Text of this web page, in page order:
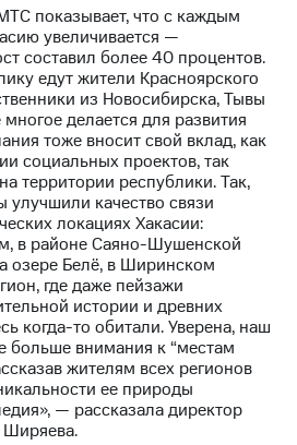
показывает, что с каждым
увеличивается —
составил более 40 процентов.
едут жители Красноярского
из Новосибирска, Тывы
делается для развития
тоже вносит свой вклад, как
социальных проектов, так
территории республики. Так,
качество связи
локациях Хакасии:
в районе Саяно-Шушенской
озере Белё, в Ширинском
где даже пейзажи
истории и древних
когда-то обитали. Уверена, наш
больше внимания к “местам
жителям всех регионов
ее природы
— рассказала директор